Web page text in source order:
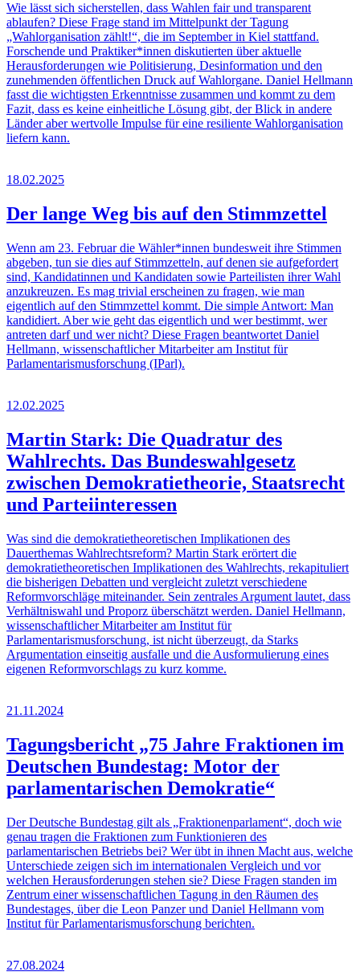
Wie lässt sich sicherstellen, dass Wahlen fair und transparent
ablaufen? Diese Frage stand im Mittelpunkt der Tagung
„Wahlorganisation zählt!“, die im September in Kiel stattfand.
Forschende und Praktiker*innen diskutierten über aktuelle
Herausforderungen wie Politisierung, Desinformation und den
zunehmenden öffentlichen Druck auf Wahlorgane. Daniel Hellmann
fasst die wichtigsten Erkenntnisse zusammen und kommt zu dem
Fazit, dass es keine einheitliche Lösung gibt, der Blick in andere
Länder aber wertvolle Impulse für eine resiliente Wahlorganisation
liefern kann.
18.02.2025
Der lange Weg bis auf den Stimmzettel
Wenn am 23. Februar die Wähler*innen bundesweit ihre Stimmen
abgeben, tun sie dies auf Stimmzetteln, auf denen sie aufgefordert
sind, Kandidatinnen und Kandidaten sowie Parteilisten ihrer Wahl
anzukreuzen. Es mag trivial erscheinen zu fragen, wie man
eigentlich auf den Stimmzettel kommt. Die simple Antwort: Man
kandidiert. Aber wie geht das eigentlich und wer bestimmt, wer
antreten darf und wer nicht? Diese Fragen beantwortet Daniel
Hellmann, wissenschaftlicher Mitarbeiter am Institut für
Parlamentarismusforschung (IParl).
12.02.2025
Martin Stark: Die Quadratur des
Wahlrechts. Das Bundeswahlgesetz
zwischen Demokratietheorie, Staatsrecht
und Parteiinteressen
Was sind die demokratietheoretischen Implikationen des
Dauerthemas Wahlrechtsreform? Martin Stark erörtert die
demokratietheoretischen Implikationen des Wahlrechts, rekapituliert
die bisherigen Debatten und vergleicht zuletzt verschiedene
Reformvorschläge miteinander. Sein zentrales Argument lautet, dass
Verhältniswahl und Proporz überschätzt werden. Daniel Hellmann,
wissenschaftlicher Mitarbeiter am Institut für
Parlamentarismusforschung, ist nicht überzeugt, da Starks
Argumentation einseitig ausfalle und die Ausformulierung eines
eigenen Reformvorschlags zu kurz komme.
21.11.2024
Tagungsbericht „75 Jahre Fraktionen im
Deutschen Bundestag: Motor der
parlamentarischen Demokratie“
Der Deutsche Bundestag gilt als „Fraktionenparlament“, doch wie
genau tragen die Fraktionen zum Funktionieren des
parlamentarischen Betriebs bei? Wer übt in ihnen Macht aus, welche
Unterschiede zeigen sich im internationalen Vergleich und vor
welchen Herausforderungen stehen sie? Diese Fragen standen im
Zentrum einer wissenschaftlichen Tagung in den Räumen des
Bundestages, über die Leon Panzer und Daniel Hellmann vom
Institut für Parlamentarismusforschung berichten.
27.08.2024